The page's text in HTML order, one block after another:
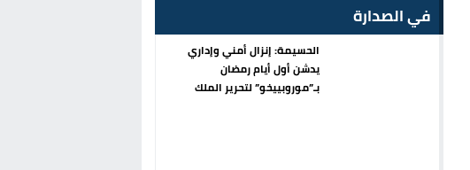
في الصدارة
الحسيمة: إنزال أمني وإداري
يدشن أول أيام رمضان
بـ”موروبييخو” لتحرير الملك